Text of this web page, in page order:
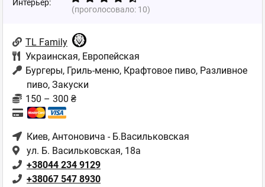
Интерьер:
(проголосовало: 10)
TL Family
Украинская, Европейская
Бургеры, Гриль-меню, Крафтовое пиво, Разливное
пиво, Закуски
150 – 300 ₴
Киев, Антоновича - Б.Васильковская
ул. Б. Васильковская, 18а
+38044 234 9129
+38067 547 8930